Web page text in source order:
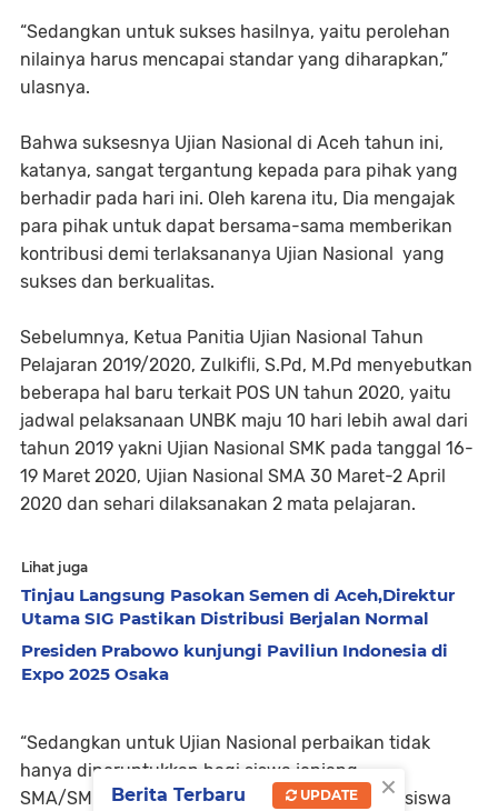
“Sedangkan untuk sukses hasilnya, yaitu perolehan
nilainya harus mencapai standar yang diharapkan,”
ulasnya.
Bahwa suksesnya Ujian Nasional di Aceh tahun ini,
katanya, sangat tergantung kepada para pihak yang
berhadir pada hari ini. Oleh karena itu, Dia mengajak
para pihak untuk dapat bersama-sama memberikan
kontribusi demi terlaksananya Ujian Nasional yang
sukses dan berkualitas.
Sebelumnya, Ketua Panitia Ujian Nasional Tahun
Pelajaran 2019/2020, Zulkifli, S.Pd, M.Pd menyebutkan
beberapa hal baru terkait POS UN tahun 2020, yaitu
jadwal pelaksanaan UNBK maju 10 hari lebih awal dari
tahun 2019 yakni Ujian Nasional SMK pada tanggal 16-
19 Maret 2020, Ujian Nasional SMA 30 Maret-2 April
2020 dan sehari dilaksanakan 2 mata pelajaran.
Lihat juga
Tinjau Langsung Pasokan Semen di Aceh,Direktur
Utama SIG Pastikan Distribusi Berjalan Normal
Presiden Prabowo kunjungi Paviliun Indonesia di
Expo 2025 Osaka
“Sedangkan untuk Ujian Nasional perbaikan tidak
hanya diperuntukkan bagi siswa jenjang
SMA/SMK/MA/Paket C tetapi diperluas untuk siswa
×
Berita Terbaru UPDATE